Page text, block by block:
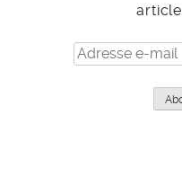
Adresse
e-